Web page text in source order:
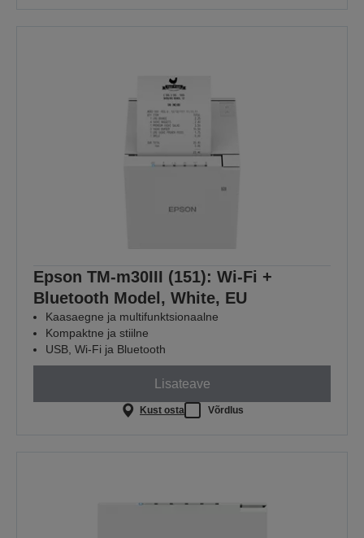
Epson TM-m30III (151): Wi-Fi +
Bluetooth Model, White, EU
Kaasaegne ja multifunktsionaalne
Kompaktne ja stiilne
USB, Wi-Fi ja Bluetooth
Lisateave
Kust osta Võrdlus